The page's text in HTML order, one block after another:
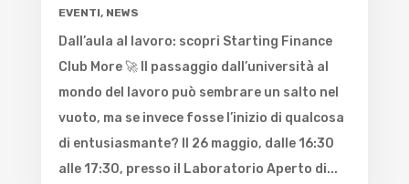
EVENTI, NEWS
Dall’aula al lavoro: scopri Starting Finance
Club More 🚀 Il passaggio dall’università al
mondo del lavoro può sembrare un salto nel
vuoto, ma se invece fosse l’inizio di qualcosa
di entusiasmante? Il 26 maggio, dalle 16:30
alle 17:30, presso il Laboratorio Aperto di...